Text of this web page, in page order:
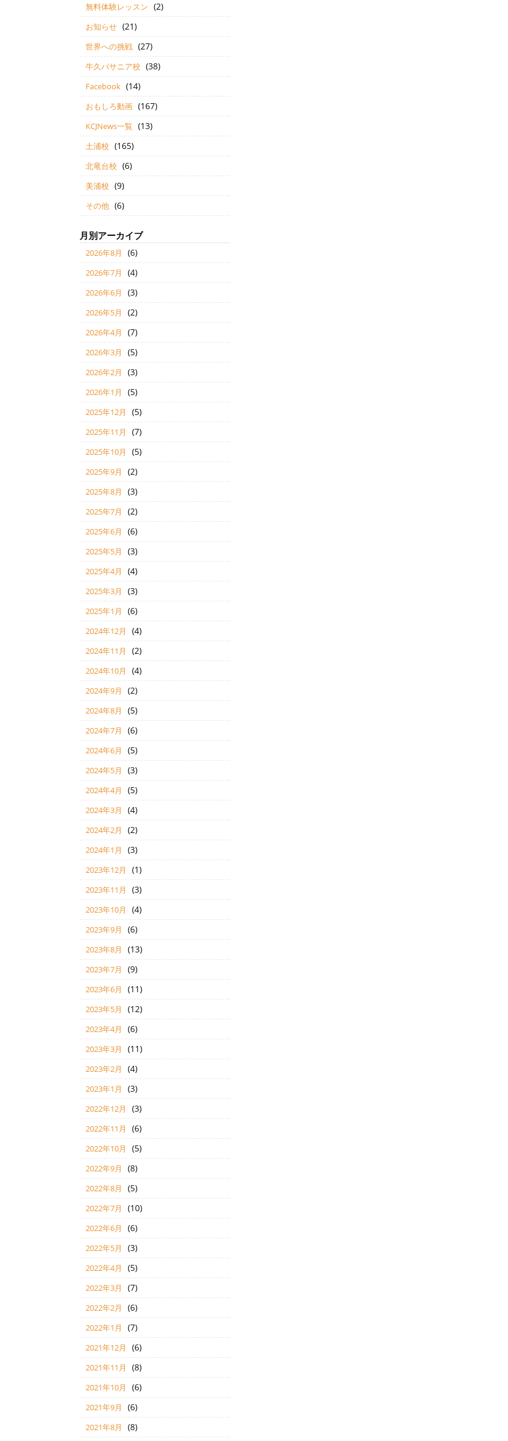
無料体験レッスン (2)
お知らせ (21)
世界への挑戦 (27)
牛久パサニア校 (38)
Facebook (14)
おもしろ動画 (167)
KCJNews一覧 (13)
土浦校 (165)
北竜台校 (6)
美浦校 (9)
その他 (6)
月別アーカイブ
2026年8月 (6)
2026年7月 (4)
2026年6月 (3)
2026年5月 (2)
2026年4月 (7)
2026年3月 (5)
2026年2月 (3)
2026年1月 (5)
2025年12月 (5)
2025年11月 (7)
2025年10月 (5)
2025年9月 (2)
2025年8月 (3)
2025年7月 (2)
2025年6月 (6)
2025年5月 (3)
2025年4月 (4)
2025年3月 (3)
2025年1月 (6)
2024年12月 (4)
2024年11月 (2)
2024年10月 (4)
2024年9月 (2)
2024年8月 (5)
2024年7月 (6)
2024年6月 (5)
2024年5月 (3)
2024年4月 (5)
2024年3月 (4)
2024年2月 (2)
2024年1月 (3)
2023年12月 (1)
2023年11月 (3)
2023年10月 (4)
2023年9月 (6)
2023年8月 (13)
2023年7月 (9)
2023年6月 (11)
2023年5月 (12)
2023年4月 (6)
2023年3月 (11)
2023年2月 (4)
2023年1月 (3)
2022年12月 (3)
2022年11月 (6)
2022年10月 (5)
2022年9月 (8)
2022年8月 (5)
2022年7月 (10)
2022年6月 (6)
2022年5月 (3)
2022年4月 (5)
2022年3月 (7)
2022年2月 (6)
2022年1月 (7)
2021年12月 (6)
2021年11月 (8)
2021年10月 (6)
2021年9月 (6)
2021年8月 (8)